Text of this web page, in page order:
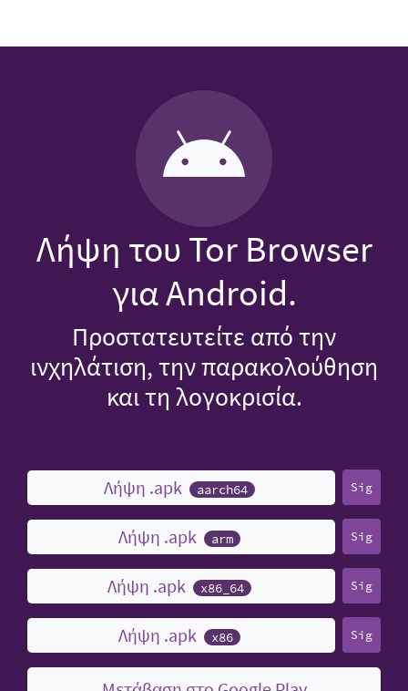
Λήψη του Tor Browser
για Android.
Προστατευτείτε από την
ινχηλάτιση, την παρακολούθηση
και τη λογοκρισία.
Λήψη .apk aarch64 Sig
Λήψη .apk arm Sig
Λήψη .apk x86_64 Sig
Λήψη .apk x86 Sig